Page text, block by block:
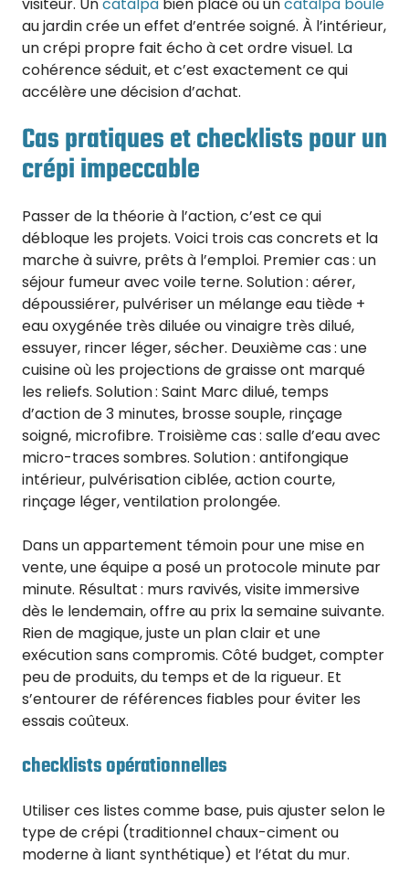
au jardin crée un effet d’entrée soigné. À l’intérieur,
un crépi propre fait écho à cet ordre visuel. La
cohérence séduit, et c’est exactement ce qui
accélère une décision d’achat.
Cas pratiques et checklists pour un
crépi impeccable
Passer de la théorie à l’action, c’est ce qui
débloque les projets. Voici trois cas concrets et la
marche à suivre, prêts à l’emploi. Premier cas : un
séjour fumeur avec voile terne. Solution : aérer,
dépoussiérer, pulvériser un mélange eau tiède +
eau oxygénée très diluée ou vinaigre très dilué,
essuyer, rincer léger, sécher. Deuxième cas : une
cuisine où les projections de graisse ont marqué
les reliefs. Solution : Saint Marc dilué, temps
d’action de 3 minutes, brosse souple, rinçage
soigné, microfibre. Troisième cas : salle d’eau avec
micro-traces sombres. Solution : antifongique
intérieur, pulvérisation ciblée, action courte,
rinçage léger, ventilation prolongée.
Dans un appartement témoin pour une mise en
vente, une équipe a posé un protocole minute par
minute. Résultat : murs ravivés, visite immersive
dès le lendemain, offre au prix la semaine suivante.
Rien de magique, juste un plan clair et une
exécution sans compromis. Côté budget, compter
peu de produits, du temps et de la rigueur. Et
s’entourer de références fiables pour éviter les
essais coûteux.
checklists opérationnelles
Utiliser ces listes comme base, puis ajuster selon le
type de crépi (traditionnel chaux-ciment ou
moderne à liant synthétique) et l’état du mur.